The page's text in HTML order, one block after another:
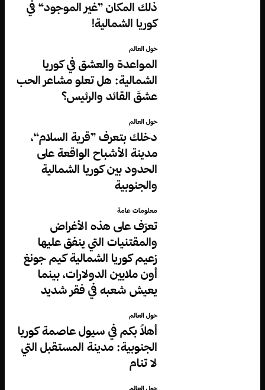
ذلك المكان ”غير الموجود“ في
كوريا الشمالية!
حول العالم
المواعدة والعشق في كوريا
الشمالية: هل تعلو مشاعر الحب
عشقَ القائد والرئيس؟
حول العالم
دخلك بتعرف ”قرية السلام“،
مدينة الأشباح الواقعة على
الحدود بين كوريا الشمالية
والجنوبية
معلومات عامة
تعرّف على هذه الأغراض
والمقتنيات التي ينفق عليها
زعيم كوريا الشمالية كيم جونغ
أون ملايين الدولارات، بينما
يعيش شعبه في فقر شديد
حول العالم
أهلاً بكم في سيول عاصمة كوريا
الجنوبية: مدينة المستقبل التي
لا تنام
حول العالم